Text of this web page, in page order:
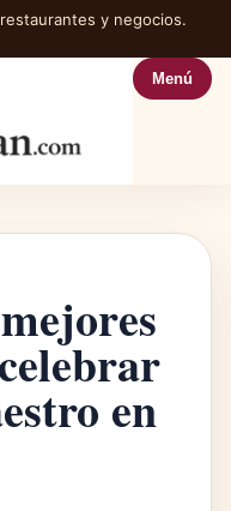
y negocios.
Menú
en